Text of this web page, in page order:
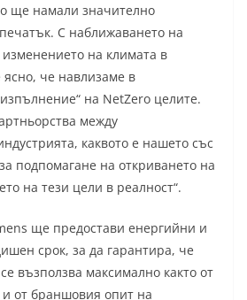
ще намали значително
С наближаването на
на климата в
ясно, че навлизаме в
на NetZero целите.
между
каквото е нашето със
подпомагане на откриването на
на тези цели в реалност“.
ще предостави енергийни и
срок, за да гарантира, че
възползва максимално както от
и от браншовия опит на